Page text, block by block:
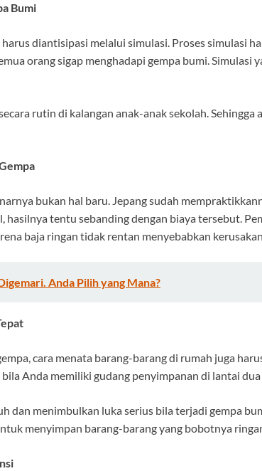
Bumi
diantisipasi melalui simulasi. Proses simulasi
orang sigap menghadapi gempa bumi.
rutin di kalangan anak-anak sekolah.
bukan hal baru. Jepang sudah
tentu sebanding dengan biaya tersebut.
baja ringan tidak rentan menyebabkan
Anda Pilih yang Mana?
cara menata barang-barang di rumah juga
Anda memiliki gudang penyimpanan di lantai
dan menimbulkan luka serius bila terjadi gempa
menyimpan barang-barang yang bobotnya